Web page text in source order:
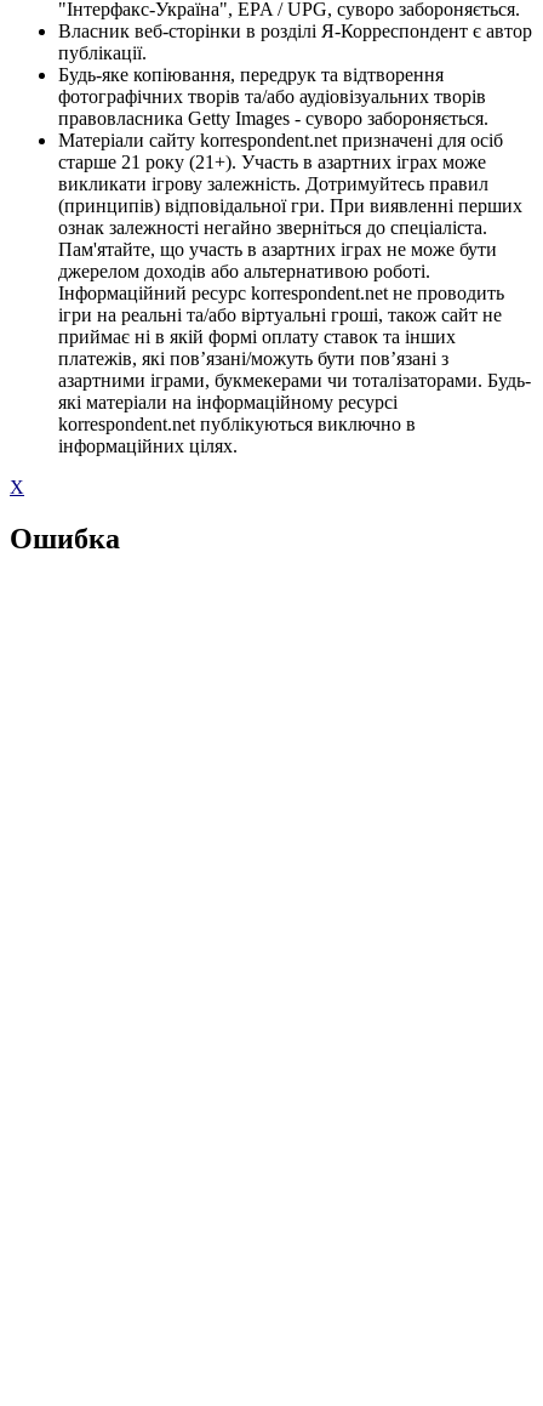
"Інтерфакс-Україна", EPA / UPG, суворо забороняється.
Власник веб-сторінки в розділі Я-Корреспондент є автор
публікації.
Будь-яке копіювання, передрук та відтворення
фотографічних творів та/або аудіовізуальних творів
правовласника Getty Images - суворо забороняється.
Матеріали сайту korrespondent.net призначені для осіб
старше 21 року (21+). Участь в азартних іграх може
викликати ігрову залежність. Дотримуйтесь правил
(принципів) відповідальної гри. При виявленні перших
ознак залежності негайно зверніться до спеціаліста.
Пам'ятайте, що участь в азартних іграх не може бути
джерелом доходів або альтернативою роботі.
Інформаційний ресурс korrespondent.net не проводить
ігри на реальні та/або віртуальні гроші, також сайт не
приймає ні в якій формі оплату ставок та інших
платежів, які пов’язані/можуть бути пов’язані з
азартними іграми, букмекерами чи тоталізаторами. Будь-
які матеріали на інформаційному ресурсі
korrespondent.net публікуються виключно в
інформаційних цілях.
X
Ошибка